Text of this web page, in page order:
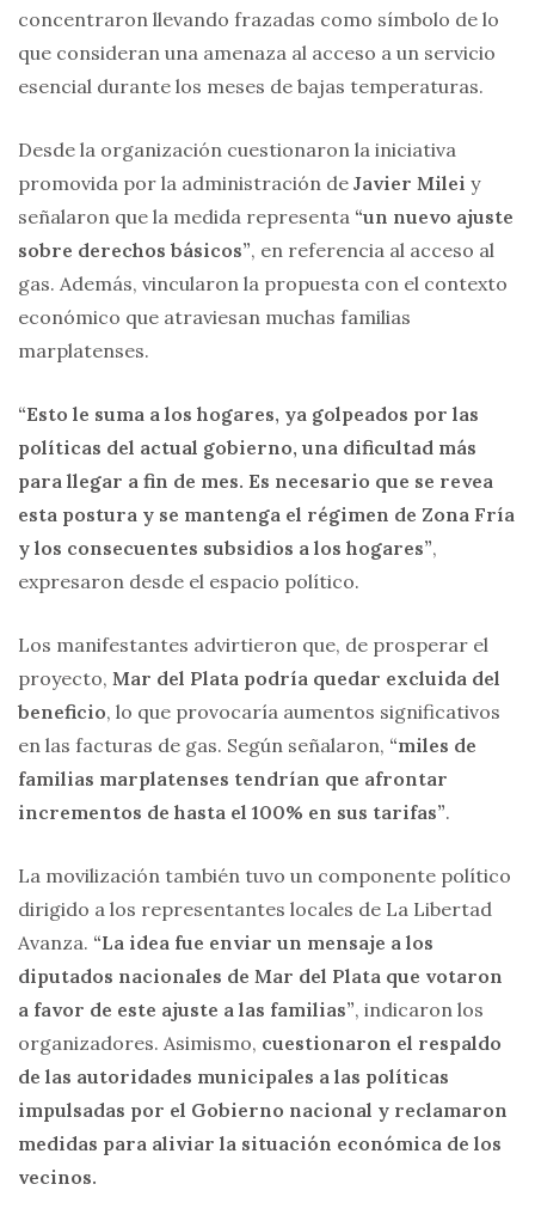
concentraron llevando frazadas como símbolo de lo
que consideran una amenaza al acceso a un servicio
esencial durante los meses de bajas temperaturas.
Desde la organización cuestionaron la iniciativa
promovida por la administración de Javier Milei y
señalaron que la medida representa “un nuevo ajuste
sobre derechos básicos”, en referencia al acceso al
gas. Además, vincularon la propuesta con el contexto
económico que atraviesan muchas familias
marplatenses.
“Esto le suma a los hogares, ya golpeados por las
políticas del actual gobierno, una dificultad más
para llegar a fin de mes. Es necesario que se revea
esta postura y se mantenga el régimen de Zona Fría
y los consecuentes subsidios a los hogares”,
expresaron desde el espacio político.
Los manifestantes advirtieron que, de prosperar el
proyecto, Mar del Plata podría quedar excluida del
beneficio, lo que provocaría aumentos significativos
en las facturas de gas. Según señalaron, “miles de
familias marplatenses tendrían que afrontar
incrementos de hasta el 100% en sus tarifas”.
La movilización también tuvo un componente político
dirigido a los representantes locales de La Libertad
Avanza. “La idea fue enviar un mensaje a los
diputados nacionales de Mar del Plata que votaron
a favor de este ajuste a las familias”, indicaron los
organizadores. Asimismo, cuestionaron el respaldo
de las autoridades municipales a las políticas
impulsadas por el Gobierno nacional y reclamaron
medidas para aliviar la situación económica de los
vecinos.